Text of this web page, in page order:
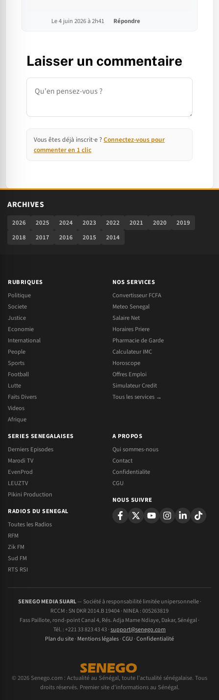
Le 4 juin 2026 à 2h41 Répondre
Laisser un commentaire
Commentaire
Vous êtes déjà inscrit·e ? Connectez-vous pour
commenter en 1 clic
ARCHIVES
2026 2025 2024 2023 2022 2021 2020
2019
2018
2017 2016 2015 2014
RUBRIQUES
Politique
Societe
Justice
Economie
International
People
Sports
Football
Lutte
Faits Divers
Videos
Afrique
NOS SERVICES
Convertisseur FCFA
Meteo Senegal
Salaire Net
Horaires Priere
Pharmacie de Garde
Calculateur IMC
Horoscope
Offres Emploi
Simulateur Credit
Tous les services →
SERIES SENEGALAISES
Derniers Episodes
Marodi TV
EvenProd
LEUZTV
Pikini Production
RADIOS DU SENEGAL
Toutes les Radios
RFM
Zik FM
Sud FM
RTS RSI
A PROPOS
Qui sommes-nous
Contact
Confidentialite
CGU
NOUS SUIVRE
SENEGO MEDIA SUARL— Société à responsabilité limitée unipersonnelle ·
RCCM : SN DKR 2014.B 19404 · NINEA : 005263819
Fass Paillote, rond-point Canal 4, Rés. Adja Mame Ndiaye, Dakar, Sénégal ·
Tél. : +221 33 823 43 43 ·support@senego.com
Plan du site· Mentions légales·CGU ·Confidentialité
© 2026 Senego.com : Actualité au Sénégal, toute l'actualité sénégalaise. Tous
droits réservés. Premier site d'informations au Sénégal.